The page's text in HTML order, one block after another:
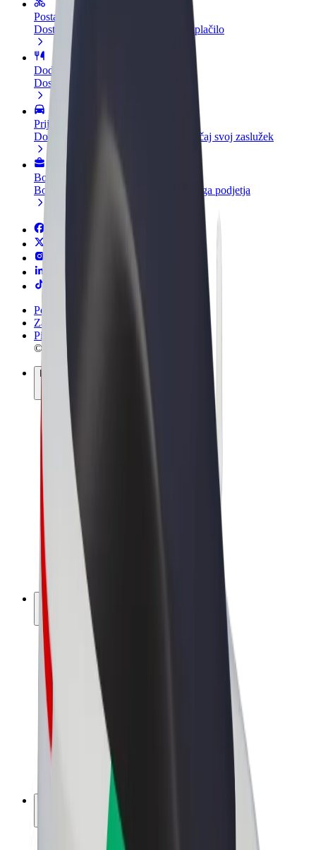
Postanite kurir
Dostavljaj hrano in prejmi tedensko plačilo
Dodaj restavracijo ali trgovino
Dosezi več strank in zvišaj zaslužek
Prijavi se kot lastnik voznega parka
Dodaj svoj vozni park v Bolt in povečaj svoj zaslužek
Bolt za podjetja
Boltovi izdelki in storitve za rast tvojega podjetja
Pogoji poslovanja
Zasebnost
Piškotki
© 2026 Bolt Technology OÜ
Izdelki
Vožnje
Skiroji
Bolt Market
Bolt Hrana
Bolt Drive
Bolt za podjetja
E-kolesa
Bolt Plus
Zasluži z Bolt
Vozniki
Zaslužki za voznike
Dostavljavci
Zaslužki za dostavljavce
Ponudniki Bolt Food
Vozni parki
Zaposlitve